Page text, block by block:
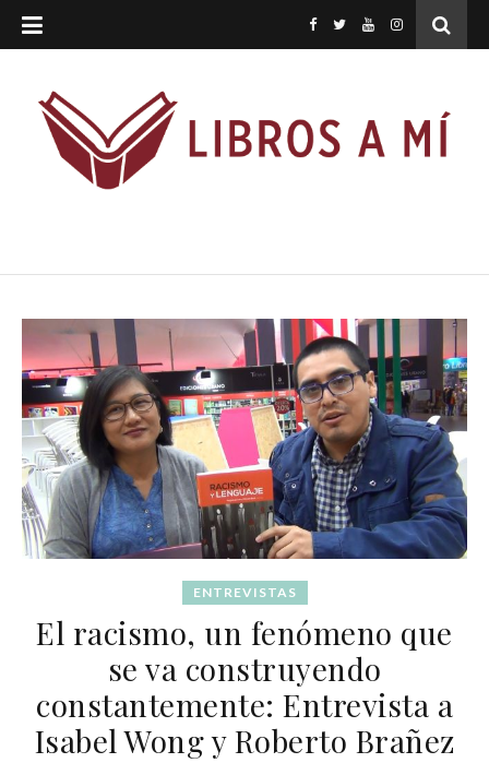
ENTREVISTAS
El racismo, un fenómeno que
se va construyendo
constantemente: Entrevista a
Isabel Wong y Roberto Brañez